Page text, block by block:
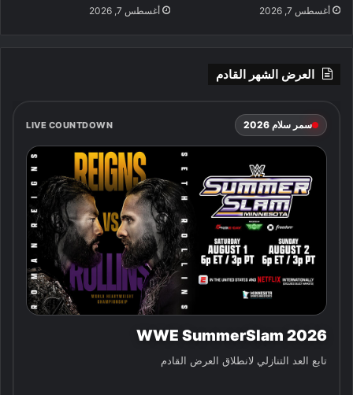
أغسطس 7, 2026 أغسطس 7, 2026
العرض الشهر القادم
سمر سلام 2026 LIVE COUNTDOWN
WWE SummerSlam 2026
تابع العد التنازلي لانطلاق العرض القادم